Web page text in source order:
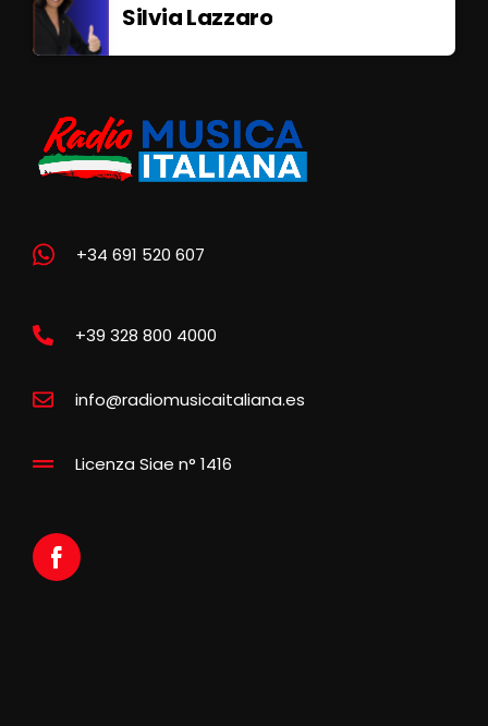
Silvia Lazzaro
+34 691 520 607
+39 328 800 4000
info@radiomusicaitaliana.es
Licenza Siae n° 1416